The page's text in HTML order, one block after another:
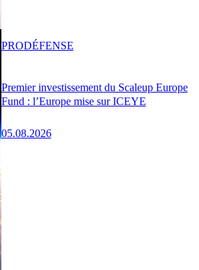
Premier investissement du Scaleup Europe
Fund : l’Europe mise sur ICEYE
05.08.2026
PRODÉFENSE